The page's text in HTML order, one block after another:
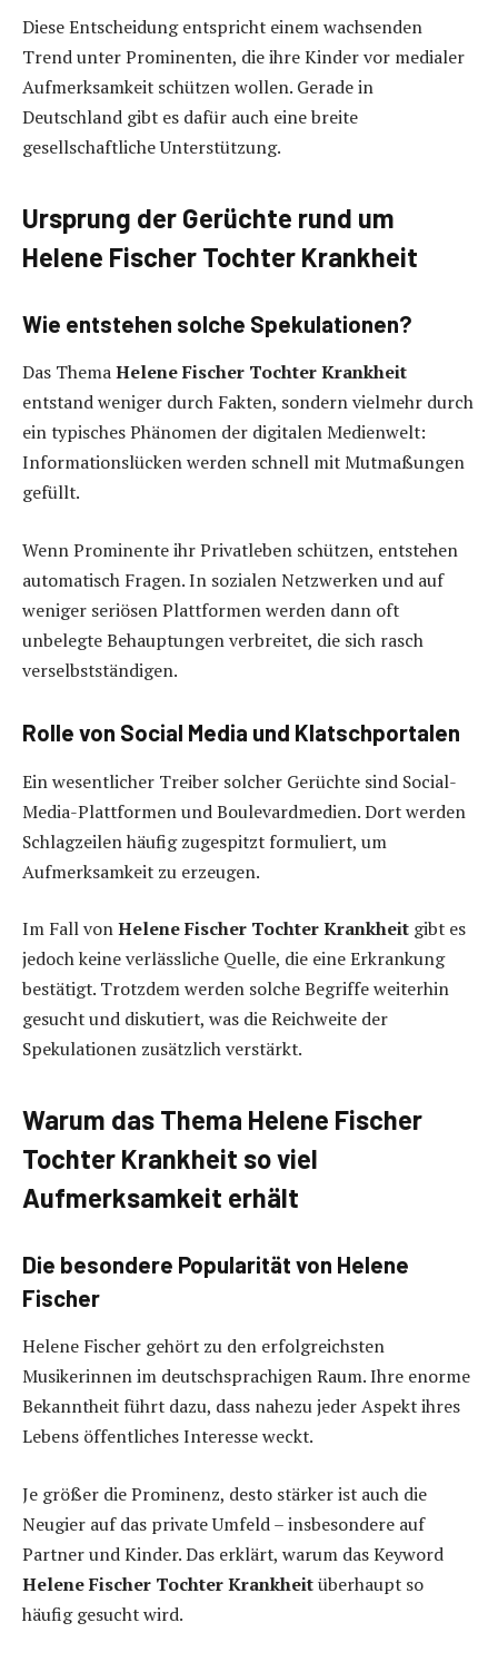
Diese Entscheidung entspricht einem wachsenden
Trend unter Prominenten, die ihre Kinder vor medialer
Aufmerksamkeit schützen wollen. Gerade in
Deutschland gibt es dafür auch eine breite
gesellschaftliche Unterstützung.
Ursprung der Gerüchte rund um
Helene Fischer Tochter Krankheit
Wie entstehen solche Spekulationen?
Das ThemaHelene Fischer Tochter Krankheit
entstand weniger durch Fakten, sondern vielmehr durch
ein typisches Phänomen der digitalen Medienwelt:
Informationslücken werden schnell mit Mutmaßungen
gefüllt.
Wenn Prominente ihr Privatleben schützen, entstehen
automatisch Fragen. In sozialen Netzwerken und auf
weniger seriösen Plattformen werden dann oft
unbelegte Behauptungen verbreitet, die sich rasch
verselbstständigen.
Rolle von Social Media und Klatschportalen
Ein wesentlicher Treiber solcher Gerüchte sind Social-
Media-Plattformen und Boulevardmedien. Dort werden
Schlagzeilen häufig zugespitzt formuliert, um
Aufmerksamkeit zu erzeugen.
Im Fall vonHelene Fischer Tochter Krankheit gibt es
jedoch keine verlässliche Quelle, die eine Erkrankung
bestätigt. Trotzdem werden solche Begriffe weiterhin
gesucht und diskutiert, was die Reichweite der
Spekulationen zusätzlich verstärkt.
Warum das Thema Helene Fischer
Tochter Krankheit so viel
Aufmerksamkeit erhält
Die besondere Popularität von Helene
Fischer
Helene Fischer gehört zu den erfolgreichsten
Musikerinnen im deutschsprachigen Raum. Ihre enorme
Bekanntheit führt dazu, dass nahezu jeder Aspekt ihres
Lebens öffentliches Interesse weckt.
Je größer die Prominenz, desto stärker ist auch die
Neugier auf das private Umfeld – insbesondere auf
Partner und Kinder. Das erklärt, warum das Keyword
Helene Fischer Tochter Krankheitüberhaupt so
häufig gesucht wird.